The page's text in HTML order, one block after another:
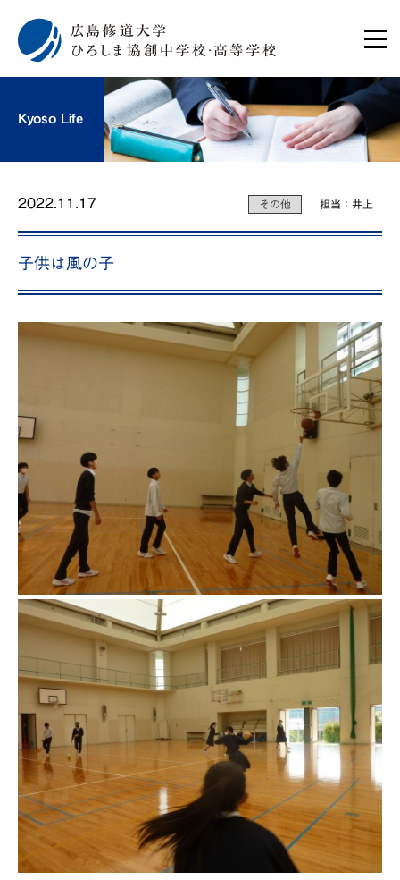
Kyoso Life
2022.11.17 その他 担当：井上
子供は風の子